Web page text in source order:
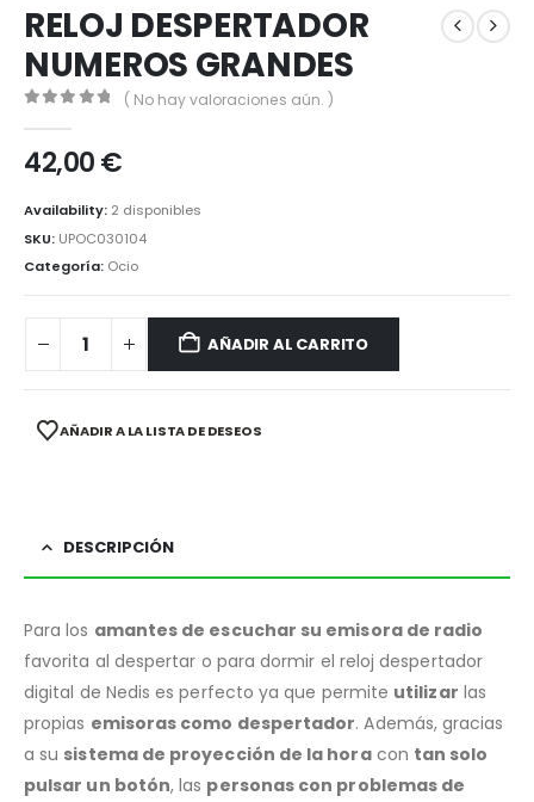
RELOJ DESPERTADOR
NUMEROS GRANDES
( No hay valoraciones aún. )
42,00€
Availability: 2 disponibles
SKU: UPOC030104
Categoría: Ocio
AÑADIR AL CARRITO
AÑADIR A LA LISTA DE DESEOS
DESCRIPCIÓN
Para los amantes de escuchar su emisora de radio
favorita al despertar o para dormir el reloj despertador
digital de Nedis es perfecto ya que permite utilizar las
propias emisoras como despertador. Además, gracias
a su sistema de proyección de la horacon tan solo
pulsar un botón, las personas con problemas de